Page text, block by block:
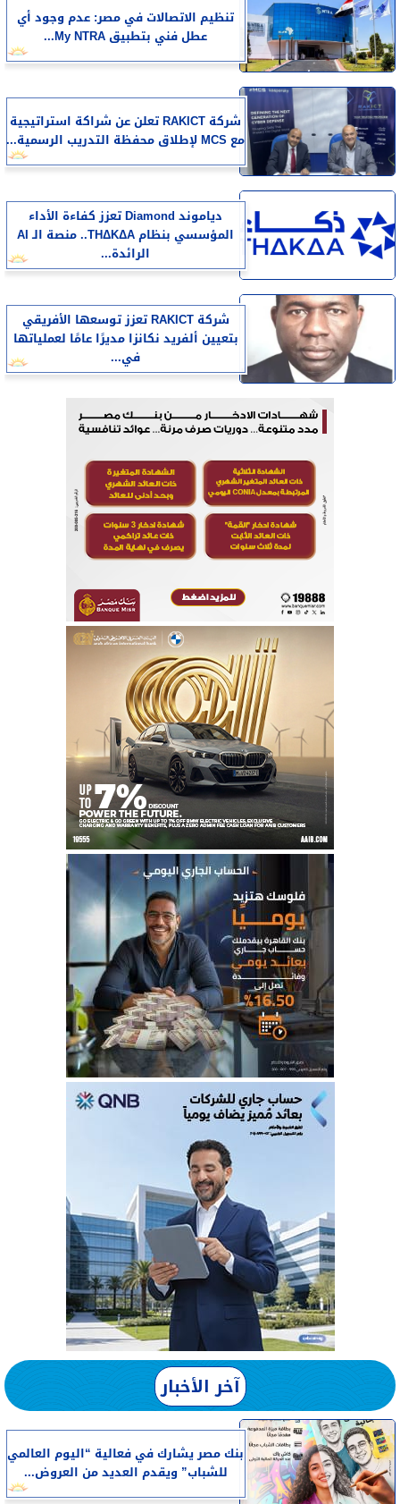
تنظيم الاتصالات في مصر: عدم وجود أي
عطل فني بتطبيق My NTRA...
شركة RAKICT تعلن عن شراكة استراتيجية
مع MCS لإطلاق محفظة التدريب الرسمية...
دياموند Diamond تعزز كفاءة الأداء
المؤسسي بنظام THΔKΔA.. منصة الـ AI
الرائدة...
شركة RAKICT تعزز توسعها الأفريقي
بتعيين ألفريد نكانزا مديرًا عامًا لعملياتها
في...
آخر الأخبار
بنك مصر يشارك في فعالية “اليوم العالمي
للشباب” ويقدم العديد من العروض...